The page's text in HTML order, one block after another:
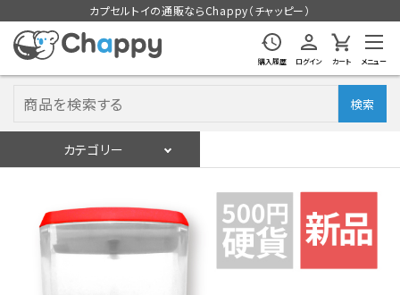
カプセルトイの通販ならChappy（チャッピー）
購入履歴 ログイン カート メニュー
検索
カテゴリー
会員登録
入荷スケジュールをチェック